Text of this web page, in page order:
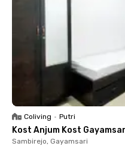
Coliving • Putri
Kost Anjum Kost
Sambirejo, Gayamsari